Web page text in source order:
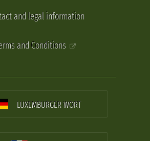
and legal information
and Conditions
LUXEMBURGER WORT